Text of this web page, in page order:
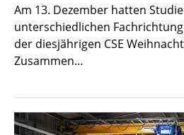
Am 13. Dezember hatten
unterschiedlichen
der diesjährigen CSE
Zusammen…